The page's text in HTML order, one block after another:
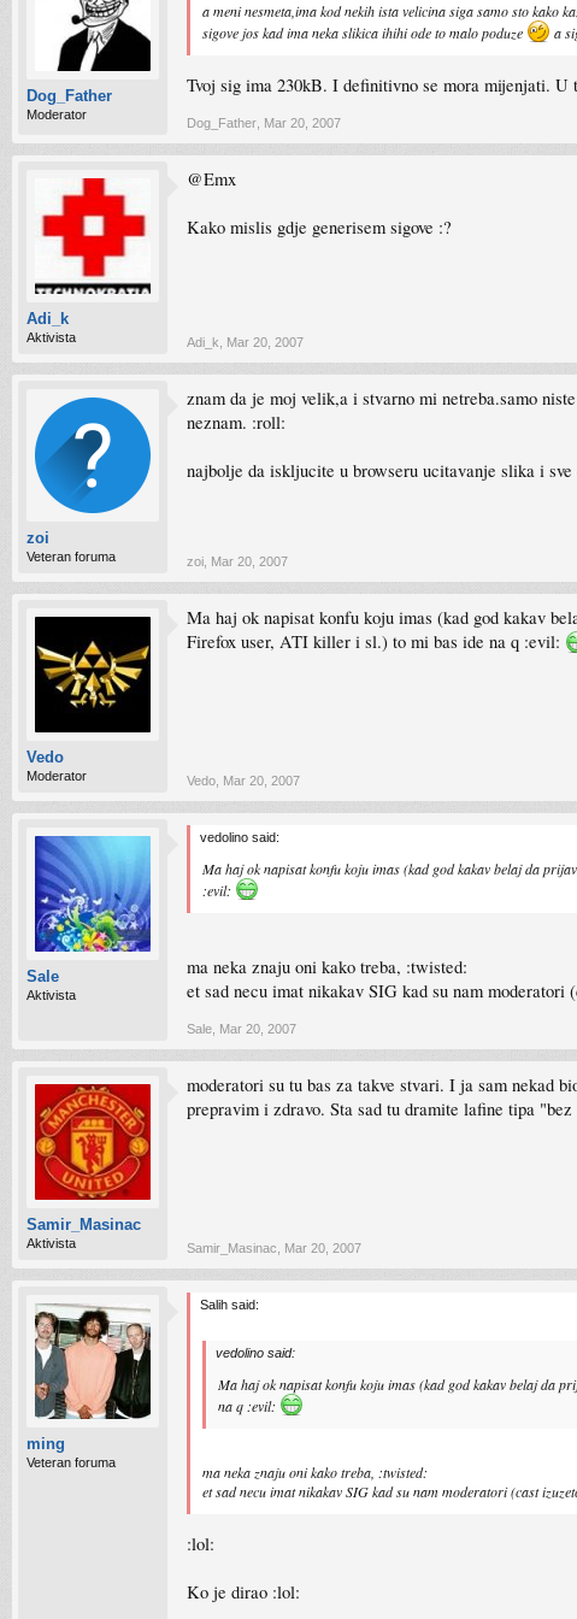
Dog_Father
Moderator
a meni nesmeta,ima kod nekih ista velicina siga samo sto kako
sigove jos kad ima neka slikica ihihi ode to malo poduze
a
Tvoj sig ima 230kB. I definitivno se mora mijenjati.
Dog_Father Mar 20, 2007
Adi_k
Aktivista
@Emx
Kako mislis gdje generisem sigove :?
Adi_k Mar 20, 2007
zoi
Veteran foruma
znam da je moj velik,a i stvarno mi netreba.samo
neznam. :roll:
najbolje da iskljucite u browseru ucitavanje slika i sve
zoi Mar 20, 2007
Vedo
Moderator
Ma haj ok napisat konfu koju imas (kad god kakav
Firefox user, ATI killer i sl.) to mi bas ide na q :evil:
Vedo Mar 20, 2007
Sale
Aktivista
vedolino said:
Ma haj ok napisat konfu koju imas (kad god kakav belaj da
:evil:
ma neka znaju oni kako treba, :twisted:
et sad necu imat nikakav SIG kad su nam moderatori
Sale Mar 20, 2007
Samir_Masinac
Aktivista
moderatori su tu bas za takve stvari. I ja sam nekad
prepravim i zdravo. Sta sad tu dramite lafine tipa
Samir_Masinac Mar 20, 2007
ming
Veteran foruma
Salih said:
vedolino said:
Ma haj ok napisat konfu koju imas (kad god kakav belaj da
na q :evil:
ma neka znaju oni kako treba, :twisted:
et sad necu imat nikakav SIG kad su nam moderatori (cast
:lol:
Ko je dirao :lol: